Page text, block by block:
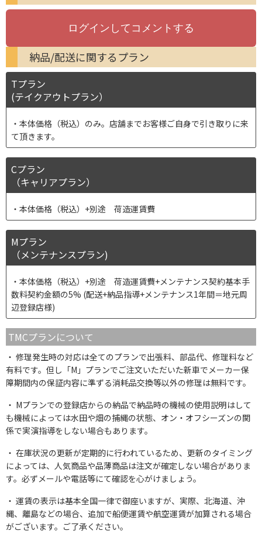
納品/配送に関するプラン
Tプラン
(テイクアウトプラン）
本体価格（税込）のみ。店舗までお客様ご自身で引き取りに来
て頂きます。
Cプラン
（キャリアプラン）
本体価格（税込）+別途 荷造運賃費
Mプラン
（メンテナンスプラン)
本体価格（税込）+別途 荷造運賃費+メンテナンス契約基本手
数料契約金額の5% (配送+納品指導+メンテナンス1年間＝地元周
辺登録店様)
TMCプランについて
修理発生時の対応は全てのプランで出張料、部品代、修理料など
有料です。但し「M」プランでご注文いただいた新車でメーカー保
障期間内の保証内容に準ずる消耗品交換等以外の修理は無料です。
Mプランでの登録店からの納品で納品時の機械の使用説明はして
も機械によっては水田や畑の捕縄の状態、オン・オフシーズンの関
係で実演指導をしない場合もあります。
在庫状況の更新が定期的に行われているため、更新のタイミング
によっては、人気商品や品薄商品は注文が確定しない場合がありま
す。必ずメールや電話等にて確認を心がけましょう。
運賃の表示は基本全国一律で御座いますが、実際、北海道、沖
縄、離島などの場合、追加で船便運賃や航空運賃が加算される場合
がございます。ご了承ください。